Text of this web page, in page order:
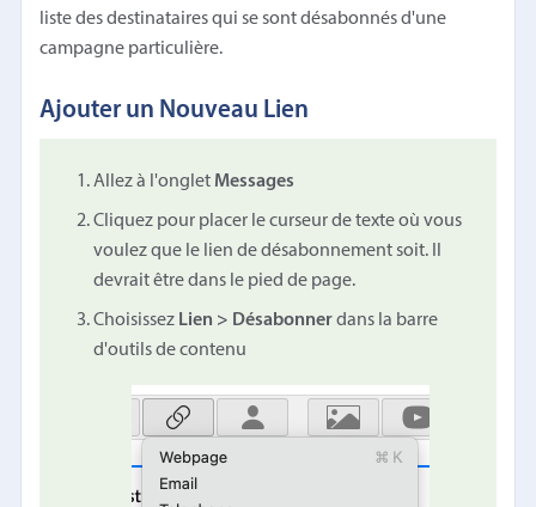
liste des destinataires qui se sont désabonnés d'une
campagne particulière.
Ajouter un Nouveau Lien
Allez à l'onglet Messages
Cliquez pour placer le curseur de texte où vous
voulez que le lien de désabonnement soit. Il
devrait être dans le pied de page.
Choisissez Lien > Désabonnerdans la barre
d'outils de contenu